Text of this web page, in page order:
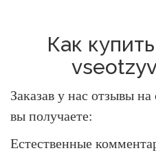
Как
Заказав у нас отзывы
вы получаете:
Естественные